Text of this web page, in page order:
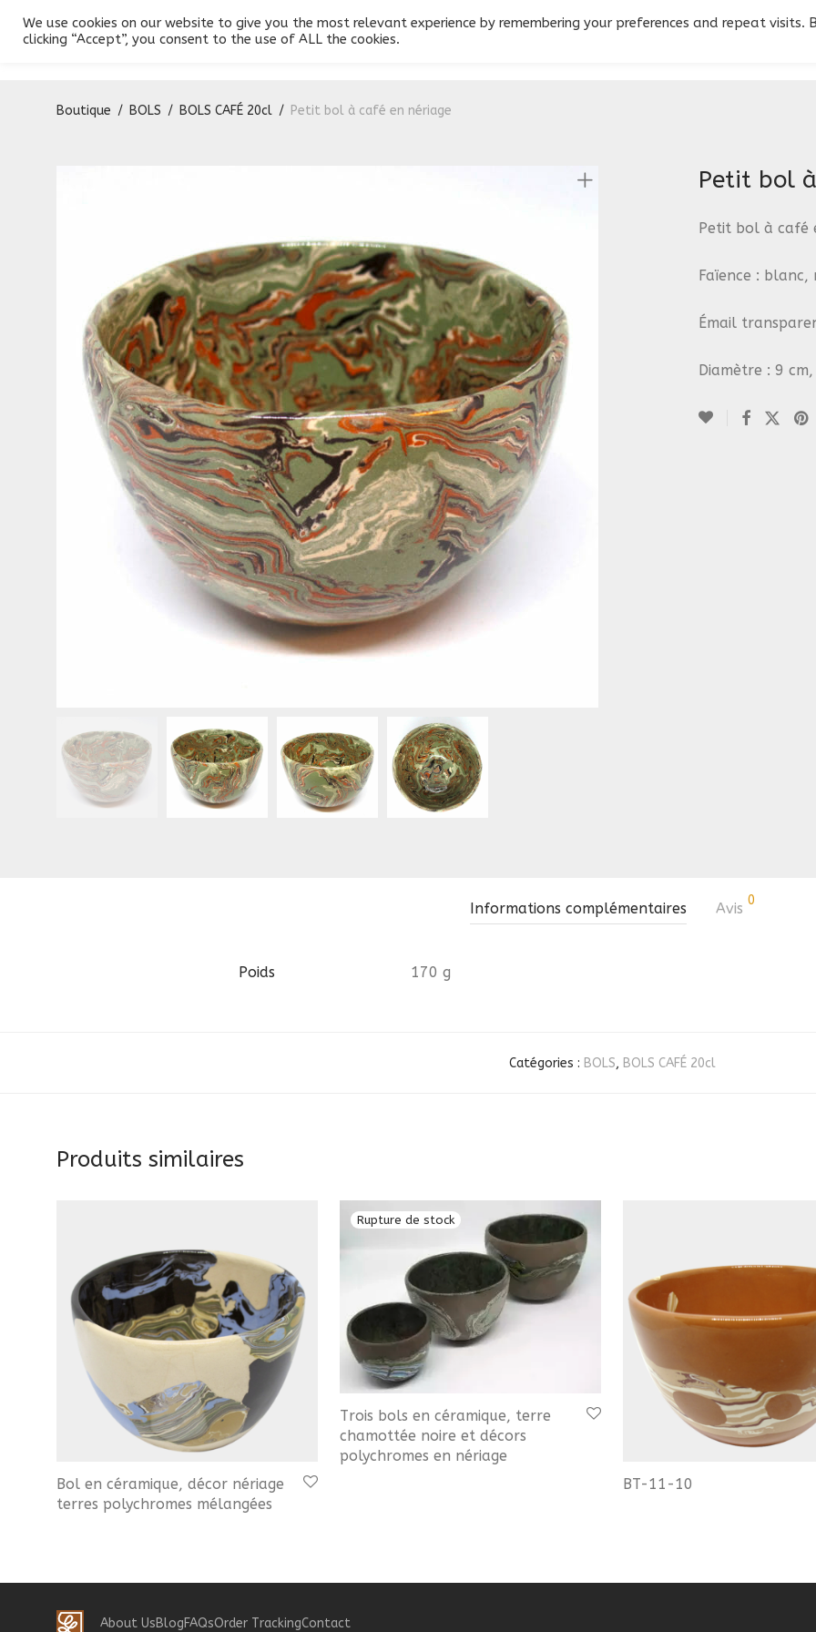
Produits Conception Galerie Contact
Boutique / BOLS / BOLS CAFÉ 20cl / Petit bol à café en nériage
Petit bol
Petit bol à café
Faïence :
Émail
Diamètre : 9
Informations complémentaires Avis 0
Poids 170 g
Catégories : BOLS, BOLS CAFÉ 20cl
Produits similaires
Bol en céramique, décor nériage
terres polychromes mélangées
Trois bols en céramique, terre
chamottée noire et décors
polychromes en nériage
BT-11-10
About UsBlogFAQsOrder TrackingContact
We use cookies on our website to give you the most relevant experience by remembering your preferences and repeat visits.
clicking “Accept”, you consent to the use of ALL the cookies.